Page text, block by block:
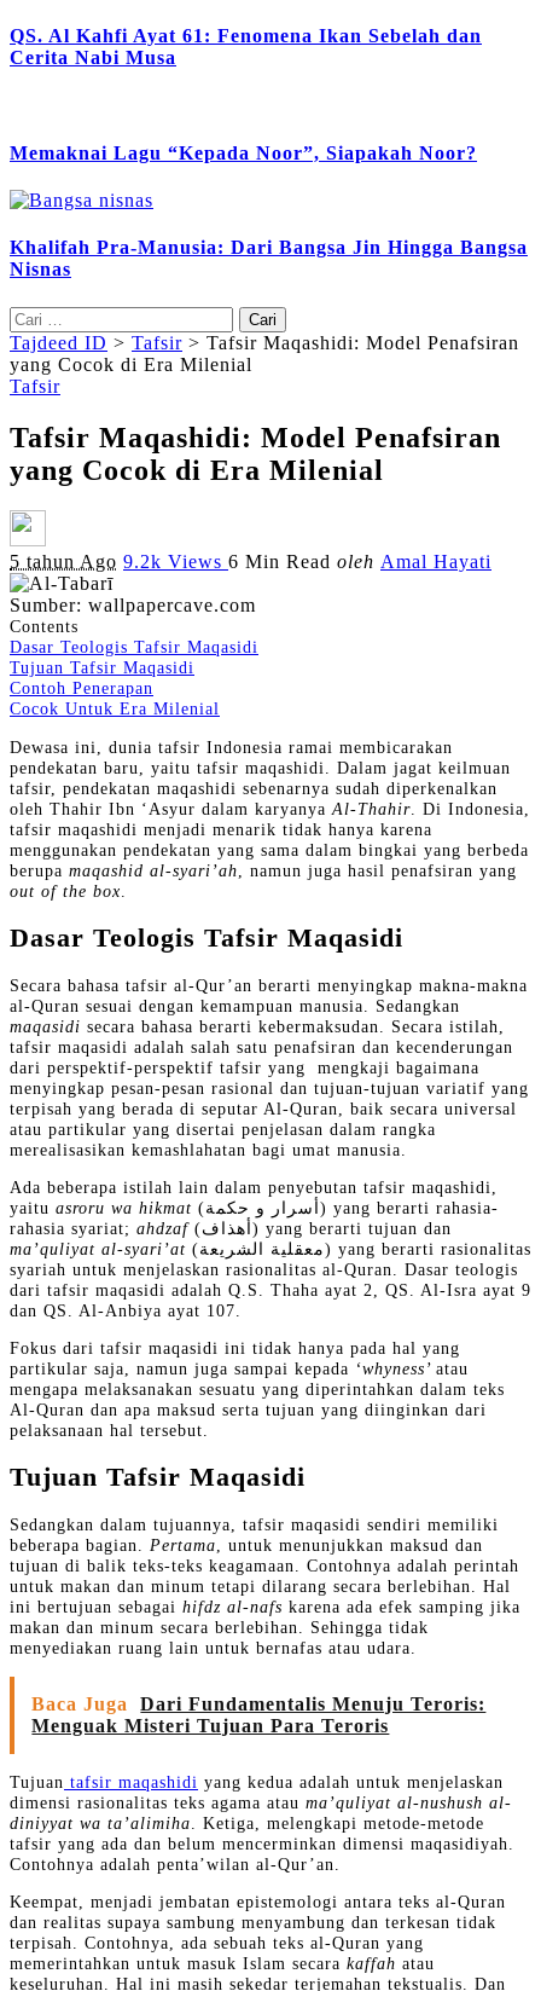
QS. Al Kahfi Ayat 61: Fenomena Ikan Sebelah dan
Cerita Nabi Musa
Memaknai Lagu “Kepada Noor”, Siapakah Noor?
Khalifah Pra-Manusia: Dari Bangsa Jin Hingga Bangsa
Nisnas
Cari
untuk:
Tajdeed ID > Tafsir > Tafsir Maqashidi: Model Penafsiran
yang Cocok di Era Milenial
Tafsir
Tafsir Maqashidi: Model Penafsiran
yang Cocok di Era Milenial
5 tahun Ago 9.2k Views 6 Min Read Posted
oleh Amal Hayati
Sumber: wallpapercave.com
Contents
Dasar Teologis Tafsir Maqasidi
Tujuan Tafsir Maqasidi
Contoh Penerapan
Cocok Untuk Era Milenial
Dewasa ini, dunia tafsir Indonesia ramai membicarakan
pendekatan baru, yaitu tafsir maqashidi. Dalam jagat keilmuan
tafsir, pendekatan maqashidi sebenarnya sudah diperkenalkan
oleh Thahir Ibn ‘Asyur dalam karyanya Al-Thahir . Di Indonesia,
tafsir maqashidi menjadi menarik tidak hanya karena
menggunakan pendekatan yang sama dalam bingkai yang berbeda
berupa maqashid al-syari’ah , namun juga hasil penafsiran yang
out of the box
Dasar Teologis Tafsir Maqasidi
Secara bahasa tafsir al-Qur’an berarti menyingkap makna-makna
al-Quran sesuai dengan kemampuan manusia. Sedangkan
maqasidi secara bahasa berarti kebermaksudan. Secara istilah,
tafsir maqasidi adalah salah satu penafsiran dan kecenderungan
dari perspektif-perspektif tafsir yang mengkaji bagaimana
menyingkap pesan-pesan rasional dan tujuan-tujuan variatif yang
terpisah yang berada di seputar Al-Quran, baik secara universal
atau partikular yang disertai penjelasan dalam rangka
merealisasikan kemashlahatan bagi umat manusia.
Ada beberapa istilah lain dalam penyebutan tafsir maqashidi,
yaitu asroru wa hikmat (أسرار و حكمة) yang berarti rahasia-
rahasia syariat; ahdzaf
(أهذاف) yang berarti tujuan dan
ma’quliyat al-syari’at (معقلية الشريعة) yang berarti rasionalitas
syariah untuk menjelaskan rasionalitas al-Quran. Dasar teologis
dari tafsir maqasidi adalah Q.S. Thaha ayat 2, QS. Al-Isra ayat 9
dan QS. Al-Anbiya ayat 107.
Fokus dari tafsir maqasidi ini tidak hanya pada hal yang
partikular saja, namun juga sampai kepada ‘whyness’ atau
mengapa melaksanakan sesuatu yang diperintahkan dalam teks
Al-Quran dan apa maksud serta tujuan yang diinginkan dari
pelaksanaan hal tersebut.
Tujuan Tafsir Maqasidi
Sedangkan dalam tujuannya, tafsir maqasidi sendiri memiliki
beberapa bagian. Pertama, untuk menunjukkan maksud dan
tujuan di balik teks-teks keagamaan. Contohnya adalah perintah
untuk makan dan minum tetapi dilarang secara berlebihan. Hal
ini bertujuan sebagai hifdz al-nafs karena ada efek samping jika
makan dan minum secara berlebihan. Sehingga tidak
menyediakan ruang lain untuk bernafas atau udara.
Baca Juga
Dari Fundamentalis Menuju Teroris:
Menguak Misteri Tujuan Para Teroris
Tujuan tafsir maqashidi yang kedua adalah untuk menjelaskan
dimensi rasionalitas teks agama atau ma’quliyat al-nushush al-
diniyyat wa ta’alimiha . Ketiga, melengkapi metode-metode
tafsir yang ada dan belum mencerminkan dimensi maqasidiyah.
Contohnya adalah penta’wilan al-Qur’an.
Keempat, menjadi jembatan epistemologi antara teks al-Quran
dan realitas supaya sambung menyambung dan terkesan tidak
terpisah. Contohnya, ada sebuah teks al-Quran yang
memerintahkan untuk masuk Islam secara kaffah atau
keseluruhan. Hal ini masih sekedar terjemahan tekstualis. Dan